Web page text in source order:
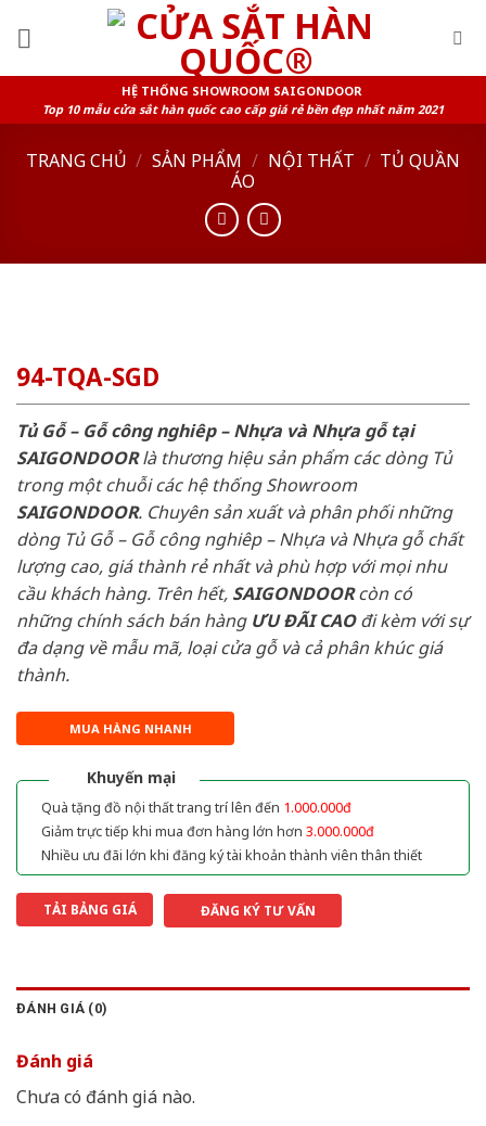
HỆ THỐNG SHOWROOM SAIGONDOOR
Top 10 mẫu cửa sắt hàn quốc cao cấp giá rẻ bền đẹp nhất năm 2021
TRANG CHỦ / SẢN PHẨM / NỘI THẤT / TỦ QUẦN
ÁO
94-TQA-SGD
Tủ Gỗ – Gỗ công nghiêp – Nhựa và Nhựa gỗ tại
SAIGONDOORlà thương hiệu sản phẩm các dòng Tủ
trong một chuỗi các hệ thống Showroom
SAIGONDOOR. Chuyên sản xuất và phân phối những
dòng Tủ Gỗ – Gỗ công nghiêp – Nhựa và Nhựa gỗ chất
lượng cao, giá thành rẻ nhất và phù hợp với mọi nhu
cầu khách hàng. Trên hết, SAIGONDOORcòn có
những chính sách bán hàng ƯU ĐÃI CAOđi kèm với sự
đa dạng về mẫu mã, loại cửa gỗ và cả phân khúc giá
thành.
MUA HÀNG NHANH
Khuyến mại
Quà tặng đồ nội thất trang trí lên đến 1.000.000đ
Giảm trực tiếp khi mua đơn hàng lớn hơn 3.000.000đ
Nhiều ưu đãi lớn khi đăng ký tài khoản thành viên thân thiết
TẢI BẢNG GIÁ ĐĂNG KÝ TƯ VẤN
ĐÁNH GIÁ (0)
Đánh giá
Chưa có đánh giá nào.